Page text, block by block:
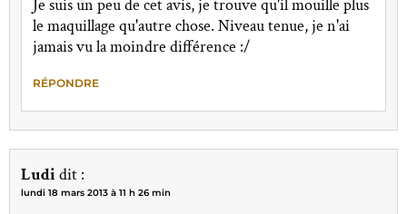
Je suis un peu de cet avis, je trouve qu'il mouille plus
le maquillage qu'autre chose. Niveau tenue, je n'ai
jamais vu la moindre différence :/
RÉPONDRE
Ludidit :
lundi 18 mars 2013 à 11 h 26 min